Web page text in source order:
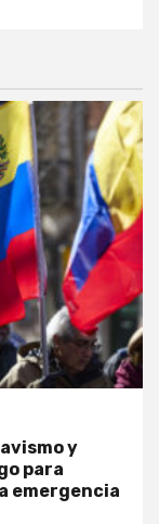
y
para
emergencia